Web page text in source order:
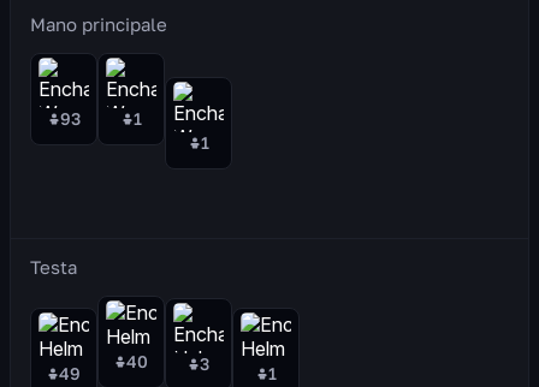
Mano principale
93
1
1
Testa
49
40 3 1